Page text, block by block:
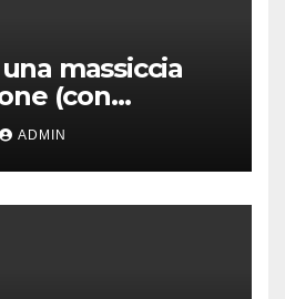
massiccia
(con
dopo l’addio
ADMIN